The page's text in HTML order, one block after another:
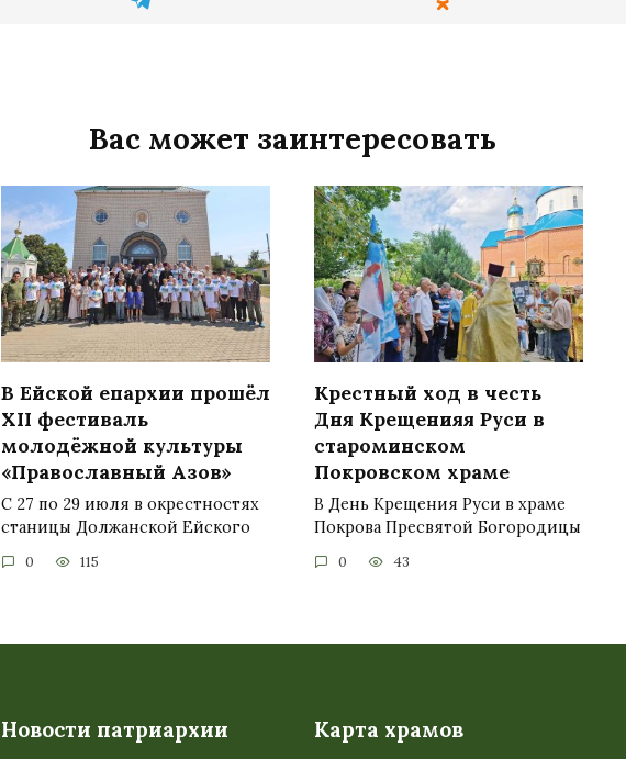
Вас может заинтересовать
В Ейской епархии прошёл
XII фестиваль
молодёжной культуры
«Православный Азов»
С 27 по 29 июля в окрестностях
станицы Должанской Ейского
0 115
Крестный ход в честь
Дня Крещенияя Руси в
староминском
Покровском храме
В День Крещения Руси в храме
Покрова Пресвятой Богородицы
0 43
Новости патриархии Карта храмов